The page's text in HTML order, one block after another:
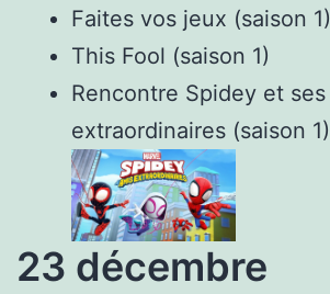
Faites vos jeux (saison 1)
This Fool (saison 1)
Rencontre Spidey et ses
extraordinaires (saison 1)
23 décembre